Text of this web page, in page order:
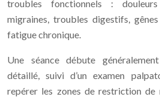
troubles fonctionnels : douleurs
migraines, troubles digestifs,
fatigue chronique.
Une séance débute
détaillé, suivi d’un examen
repérer les zones de restriction de